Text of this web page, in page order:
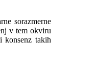
sorazmerne
v tem okviru
konsenz takih